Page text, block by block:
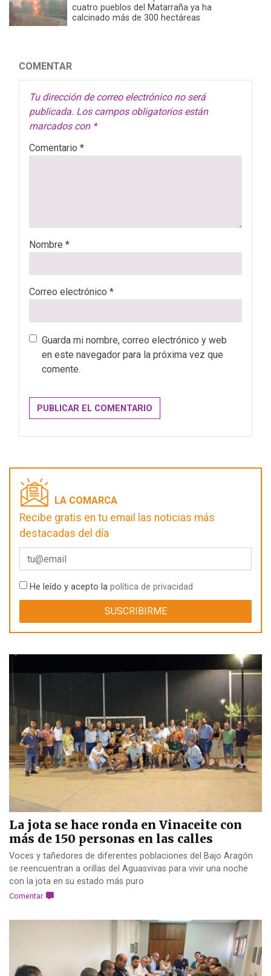
cuatro pueblos del Matarraña ya ha
calcinado más de 300 hectáreas
COMENTAR
Tu dirección de correo electrónico no será
publicada. Los campos obligatorios están
marcados con *
Comentario *
Nombre *
Correo electrónico *
Guarda mi nombre, correo electrónico y web
en este navegador para la próxima vez que
comente.
LA COMARCA
Recibe gratis en tu email las noticias más
destacadas del día
He leído y acepto la política de privacidad
La jota se hace ronda en Vinaceite con
más de 150 personas en las calles
Voces y tañedores de diferentes poblaciones del Bajo Aragón
se reencuentran a orillas del Aguasvivas para vivir una noche
con la jota en su estado más puro
Comentar